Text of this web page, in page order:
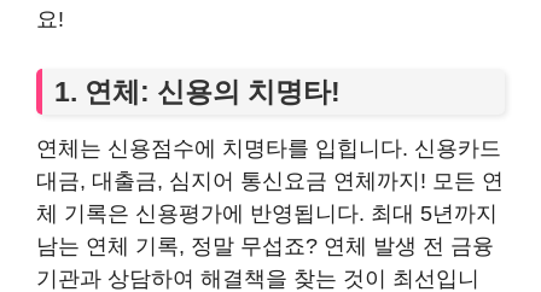
요!
1. 연체: 신용의 치명타!
연체는 신용점수에 치명타를 입힙니다. 신용카드
대금, 대출금, 심지어 통신요금 연체까지! 모든 연
체 기록은 신용평가에 반영됩니다. 최대 5년까지
남는 연체 기록, 정말 무섭죠? 연체 발생 전 금융
기관과 상담하여 해결책을 찾는 것이 최선입니